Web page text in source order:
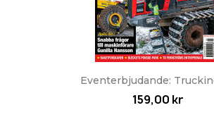
Eventerbjudande:
159,00 kr